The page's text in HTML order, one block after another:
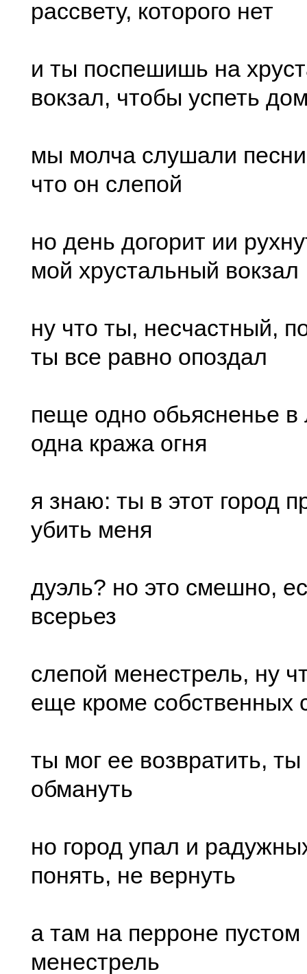
рассвету, которого нет
и ты поспешишь на
вокзал, чтобы успеть
мы молча слушали песни
что он слепой
но день догорит ии
мой хрустальный вокзал
ну что ты, несчастный,
ты все равно опоздал
пеще одно обьясненье
одна кража огня
я знаю: ты в этот город
убить меня
дуэль? но это смешно,
всерьез
слепой менестрель, ну
еще кроме собственных
ты мог ее возвратить,
обмануть
но город упал и
понять, не вернуть
а там на перроне пустом
менестрель